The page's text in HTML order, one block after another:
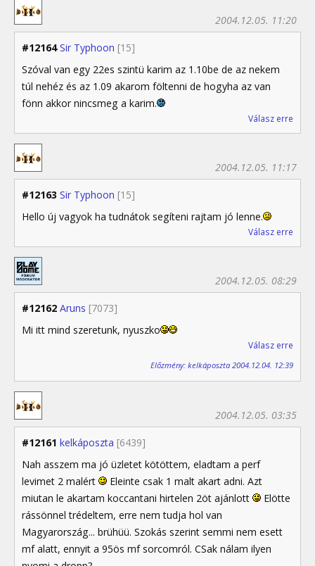
#12164 Sir Typhoon [15]
2004.12.05. 11:20
Szóval van egy 22es szintü karim az 1.10be de az nekem
túl nehéz és az 1.09 akarom föltenni de hogyha az van
fönn akkor nincsmeg a karim.
Válasz erre
#12163 Sir Typhoon [15]
2004.12.05. 11:17
Hello új vagyok ha tudnátok segíteni rajtam jó lenne.
Válasz erre
#12162 Aruns [7073]
2004.12.05. 08:29
Mi itt mind szeretunk, nyuszko
Válasz erre
Előzmény: kelkáposzta 2004.12.04. 12:39
#12161 kelkáposzta [6439]
2004.12.05. 03:35
Nah asszem ma jó üzletet kötöttem, eladtam a perf
levimet 2 malért
Eleinte csak 1 malt akart adni. Azt
miutan le akartam koccantani hirtelen 2öt ajánlott
Elötte
rássönnel trédeltem, erre nem tudja hol van
Magyarország... brühüü. Szokás szerint semmi nem esett
mf alatt, ennyit a 95ös mf sorcomról. CSak nálam ilyen